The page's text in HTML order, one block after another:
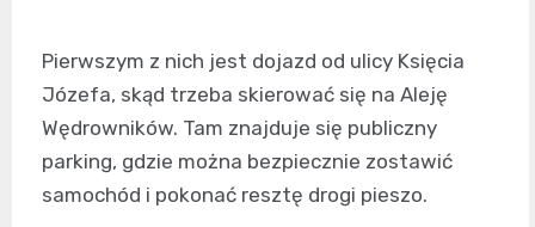
Pierwszym z nich jest dojazd od ulicy Księcia
Józefa, skąd trzeba skierować się na Aleję
Wędrowników. Tam znajduje się publiczny
parking, gdzie można bezpiecznie zostawić
samochód i pokonać resztę drogi pieszo.